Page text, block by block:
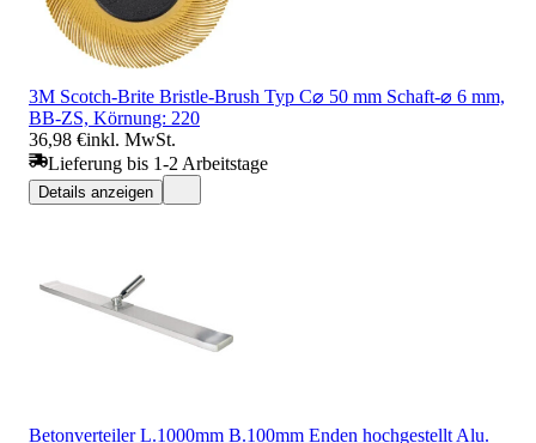
3M Scotch-Brite Bristle-Brush Typ C⌀ 50 mm Schaft-⌀ 6 mm,
BB-ZS, Körnung: 220
36,98 €inkl. MwSt.
Lieferung bis 1-2 Arbeitstage
Details anzeigen
Betonverteiler L.1000mm B.100mm Enden hochgestellt Alu.